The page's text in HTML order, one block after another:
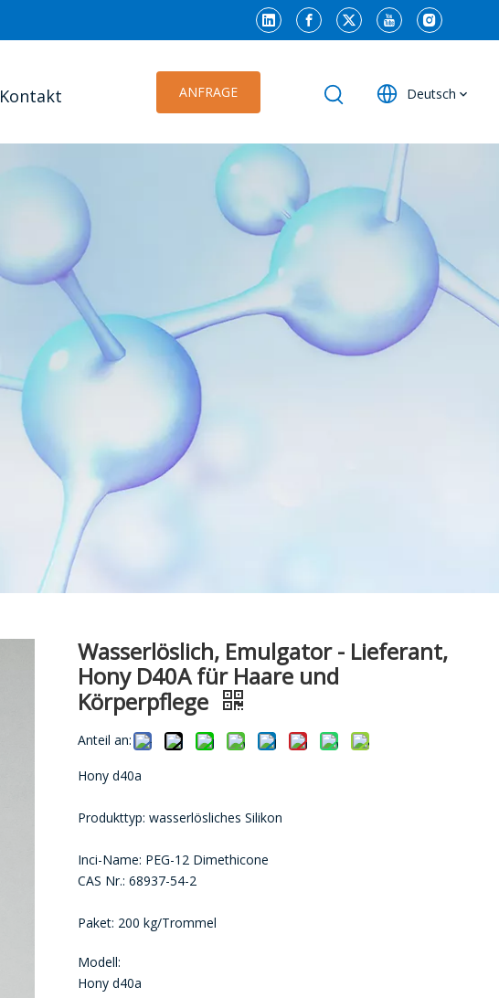
Kontakt ANFRAGE Deutsch
Wasserlöslich, Emulgator - Lieferant,
Hony D40A für Haare und
Körperpflege
Anteil an:
Hony d40a
Produkttyp: wasserlösliches Silikon
Inci-Name: PEG-12 Dimethicone
CAS Nr.: 68937-54-2
Paket: 200 kg/Trommel
Modell:
Hony d40a